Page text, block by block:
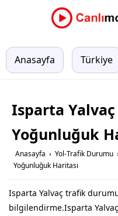
Anasayfa Türkiye
Isparta
Yoğunluğuk
Anasayfa › Yol-Trafik Durumu ›
Yoğunluğuk Haritası
Isparta Yalvaç trafik
bilgilendirme.Isparta Yalvaç